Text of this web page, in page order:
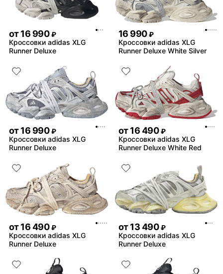
от16 990 ₽
Кроссовки adidas XLG
Runner Deluxe
16 990 ₽
Кроссовки adidas XLG
Runner Deluxe White Silver
от16 990 ₽
Кроссовки adidas XLG
Runner Deluxe
от16 490 ₽
Кроссовки adidas XLG
Runner Deluxe White Red
от16 490 ₽
Кроссовки adidas XLG
Runner Deluxe
от13 490 ₽
Кроссовки adidas XLG
Runner Deluxe